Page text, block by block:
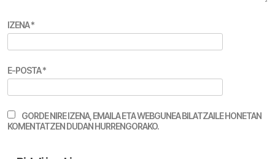
IZENA*
E-POSTA*
GORDE NIRE IZENA, EMAILA ETA WEBGUNEA BILATZAILE HONETAN
KOMENTATZEN DUDAN HURRENGORAKO.